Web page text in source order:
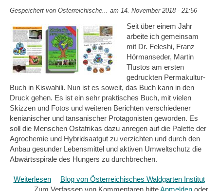
Gespeichert von Österreichische... am 14. November 2018 - 21:56
Seit über einem Jahr
arbeite ich gemeinsam
mit Dr. Feleshi, Franz
Hörmanseder, Martin
Tlustos am ersten
gedruckten Permakultur-
Buch in Kiswahili. Nun ist es soweit, das Buch kann in den
Druck gehen. Es ist ein sehr praktisches Buch, mit vielen
Skizzen und Fotos und weiteren Berichten verschiedener
kenianischer und tansanischer Protagonisten geworden. Es
soll die Menschen Ostafrikas dazu anregen auf die Palette der
Agrochemie und Hybridsaatgut zu verzichten und durch den
Anbau gesunder Lebensmittel und aktiven Umweltschutz die
Abwärtsspirale des Hungers zu durchbrechen.
Weiterlesenüber
Kitabu
Blog von Österreichisches Waldgarten Institut
Zum Verfassen von Kommentaren bitteAnmelden oder